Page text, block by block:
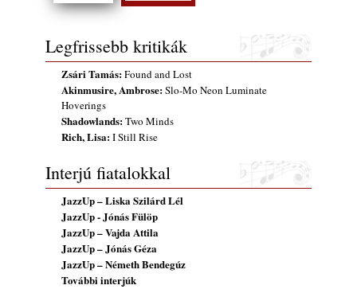
Szabolcs
FREE JAZZ ALBUMS 2026 - 134. rész
2026. július 16.
Legfrissebb kritikák
Zsári Tamás:Found and Lost
Akinmusire, Ambrose:Slo-Mo Neon Luminate
Hoverings
Shadowlands:Two Minds
Rich, Lisa:I Still Rise
Interjú fiatalokkal
JazzUp – Liska Szilárd Lél
JazzUp - Jónás Fülöp
JazzUp – Vajda Attila
JazzUp – Jónás Géza
JazzUp – Németh Bendegúz
További interjúk